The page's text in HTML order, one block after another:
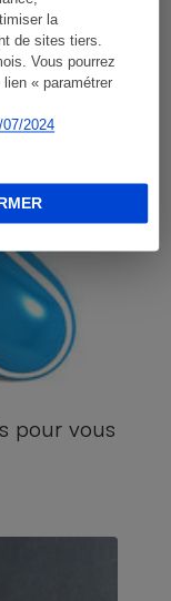
la
de sites tiers.
Vous pourrez
« paramétrer
2024
pour vous